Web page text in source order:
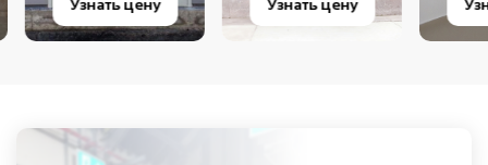
Узнать цену Узнать цену